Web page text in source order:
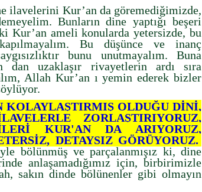
ilavelerini Kur’an da göremediğimizde,
Bunların dine yaptığı beşeri
Kur’an ameli konularda yetersizde, bu
Bu düşünce ve inanç
bunu unutmayalım. Buna
dan uzaklaşır rivayetlerin ardı sıra
Allah Kur’an ı yemin ederek bizler
OLDUĞU DİNİ,
ZORLAŞTIRIYORUZ,
KUR'AN DA ARIYORUZ,
DETAYSIZ GÖRÜYORUZ.
bölünmüş ve parçalanmışız ki, dine
anlaşamadığımız için, birbirimizle
sakın dinde bölünenler gibi olmayın